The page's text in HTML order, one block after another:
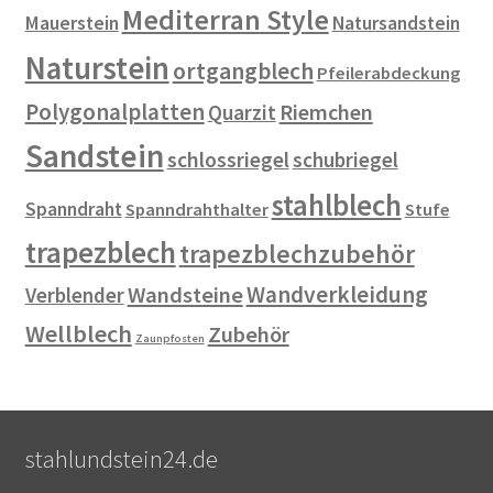
Mauerstein Mediterran Style Natursandstein
Naturstein ortgangblech Pfeilerabdeckung
Polygonalplatten Quarzit Riemchen
Sandsteinschlossriegelschubriegel
SpanndrahtSpanndrahthalterstahlblechStufe
trapezblechtrapezblechzubehör
VerblenderWandsteineWandverkleidung
Wellblech Zaunpfosten Zubehör
stahlundstein24.de